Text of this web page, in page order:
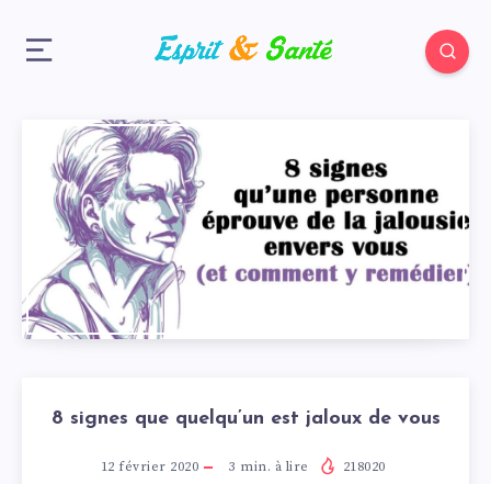
8 signes que quelqu’un est jaloux de vous
12 février 2020 3 min. à lire 218020